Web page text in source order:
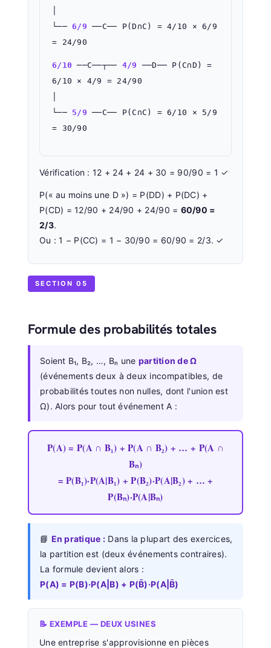
└──6/9 ──C── P(D∩C) = 4/10 × 6/9
= 24/90
6/10 ──C──┬── 4/9 ──D── P(C∩D) =
6/10 × 4/9 = 24/90
└── 5/9 ──C── P(C∩C) = 6/10 × 5/9
= 30/90
Vérification : 12 + 24 + 24 + 30 = 90/90 = 1 ✓
P(« au moins une D ») = P(DD) + P(DC) +
P(CD) = 12/90 + 24/90 + 24/90 = 60/90 =
2/3.
Ou : 1 − P(CC) = 1 − 30/90 = 60/90 = 2/3. ✓
SECTION 05
Formule des probabilités totales
Soient B₁, B₂, …, Bₙ une partition de Ω
(événements deux à deux incompatibles, de
probabilités toutes non nulles, dont l'union est
Ω). Alors pour tout événement A :
P(A) = P(A ∩ B₁) + P(A ∩ B₂) + … + P(A ∩
Bₙ)
= P(B₁)·P(A|B₁) + P(B₂)·P(A|B₂) + … +
P(Bₙ)·P(A|Bₙ)
📘 En pratique : Dans la plupart des exercices,
la partition est (deux événements contraires).
La formule devient alors :
P(A) = P(B)·P(A|B) + P(B̄)·P(A|B̄)
📝 EXEMPLE — DEUX USINES
Une entreprise s'approvisionne en pièces